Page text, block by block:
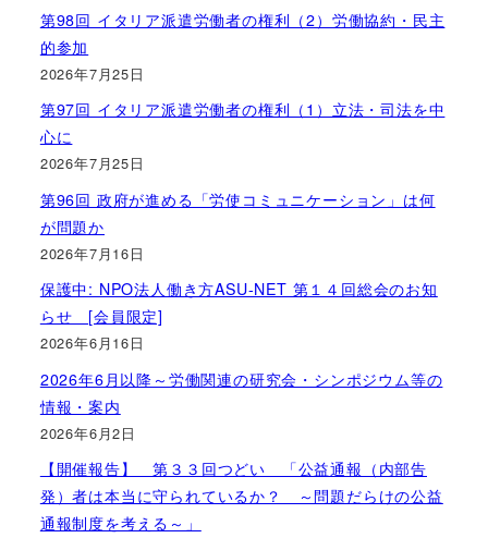
第98回 イタリア派遣労働者の権利（2）労働協約・民主
的参加
2026年7月25日
第97回 イタリア派遣労働者の権利（1）立法・司法を中
心に
2026年7月25日
第96回 政府が進める「労使コミュニケーション」は何
が問題か
2026年7月16日
保護中: NPO法人働き方ASU-NET 第１４回総会のお知
らせ [会員限定]
2026年6月16日
2026年6月以降～労働関連の研究会・シンポジウム等の
情報・案内
2026年6月2日
【開催報告】 第３３回つどい 「公益通報（内部告
発）者は本当に守られているか？ ～問題だらけの公益
通報制度を考える～」